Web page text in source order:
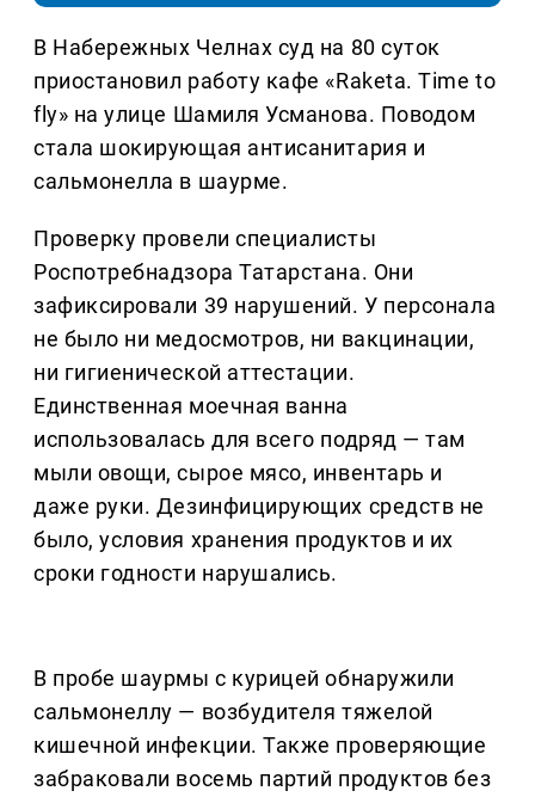
В Набережных Челнах суд на 80 суток
приостановил работу кафе «Raketa. Time to
fly» на улице Шамиля Усманова. Поводом
стала шокирующая антисанитария и
сальмонелла в шаурме.
Проверку провели специалисты
Роспотребнадзора Татарстана. Они
зафиксировали 39 нарушений. У персонала
не было ни медосмотров, ни вакцинации,
ни гигиенической аттестации.
Единственная моечная ванна
использовалась для всего подряд — там
мыли овощи, сырое мясо, инвентарь и
даже руки. Дезинфицирующих средств не
было, условия хранения продуктов и их
сроки годности нарушались.
В пробе шаурмы с курицей обнаружили
сальмонеллу — возбудителя тяжелой
кишечной инфекции. Также проверяющие
забраковали восемь партий продуктов без